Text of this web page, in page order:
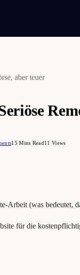
aber teuer
15 Mins Read11Views
Arbeit (was
für die